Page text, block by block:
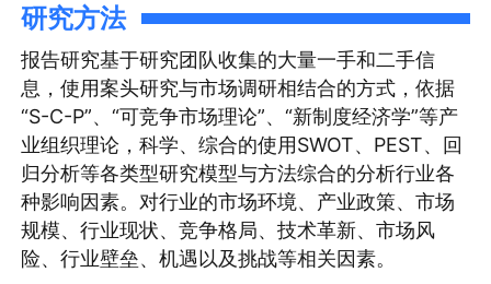
研究方法
报告研究基于研究团队收集的大量一手和二手信
息，使用案头研究与市场调研相结合的方式，依据
“S-C-P”、“可竞争市场理论”、“新制度经济学”等产
业组织理论，科学、综合的使用SWOT、PEST、回
归分析等各类型研究模型与方法综合的分析行业各
种影响因素。对行业的市场环境、产业政策、市场
规模、行业现状、竞争格局、技术革新、市场风
险、行业壁垒、机遇以及挑战等相关因素。